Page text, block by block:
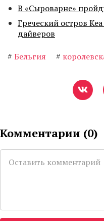
В «Сыроварне»
Греческий остров
дайверов
# Бельгия #
Комментарии (0)